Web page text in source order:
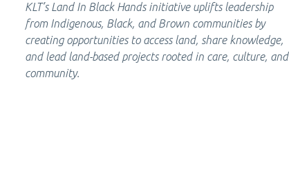
KLT’s Land In Black Hands initiative uplifts leadership
from Indigenous, Black, and Brown communities by
creating opportunities to access land, share knowledge,
and lead land-based projects rooted in care, culture, and
community.